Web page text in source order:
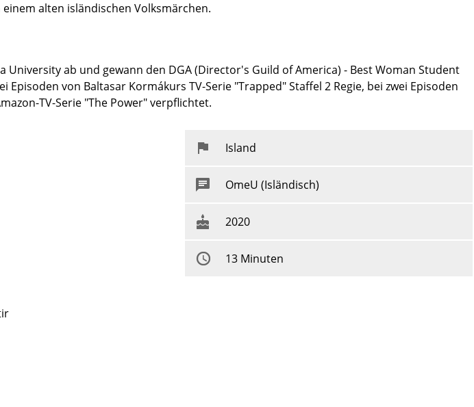
alten isländischen Volksmärchen.
ab und gewann den DGA (Director's Guild of America) - Best Woman Student
von Baltasar Kormákurs TV-Serie "Trapped" Staffel 2 Regie, bei zwei Episoden
TV-Serie "The Power" verpflichtet.
Island
OmeU (Isländisch)
2020
13 Minuten